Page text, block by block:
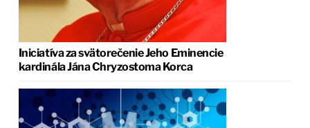
Iniciatíva za svätorečenie Jeho Eminencie
kardinála Jána Chryzostoma Korca